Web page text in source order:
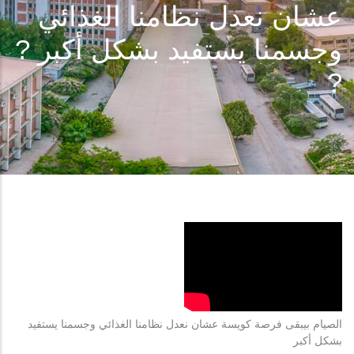
عشان نعدل نظامنا الغذائي
وجسمنا يستفيد بشكل أكبر ?
?
الصيام بيبقى فرصة كويسة عشان نعدل نظامنا الغذائي وجسمنا يستفيد
بشكل أكبر